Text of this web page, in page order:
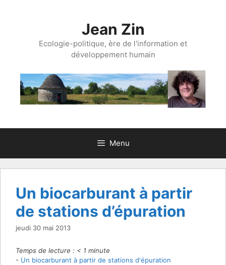
Jean Zin
Ecologie-politique, ère de l'information et
développement humain
Menu
Un biocarburant à partir
de stations d’épuration
jeudi 30 mai 2013
Temps de lecture : < 1 minute
- Un biocarburant à partir de stations d'épuration